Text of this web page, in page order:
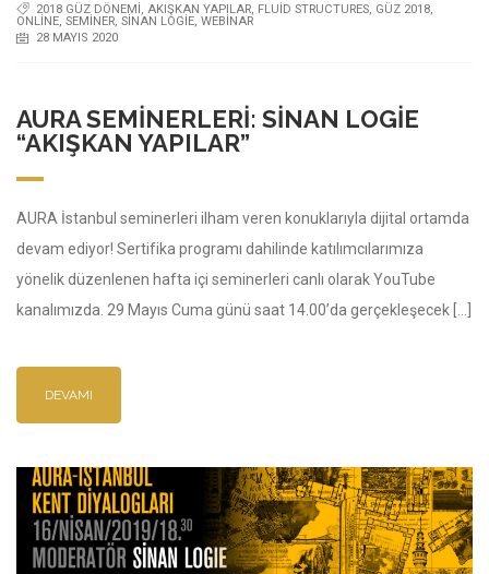
2018 GÜZ DÖNEMI, AKIŞKAN YAPILAR, FLUID STRUCTURES, GÜZ 2018,
ONLINE, SEMINER, SINAN LOGIE, WEBINAR
28 MAYIS 2020
AURA SEMINERLERI: SINAN LOGIE
“AKIŞKAN YAPILAR”
AURA İstanbul seminerleri ilham veren konuklarıyla dijital ortamda
devam ediyor! Sertifika programı dahilinde katılımcılarımıza
yönelik düzenlenen hafta içi seminerleri canlı olarak YouTube
kanalımızda. 29 Mayıs Cuma günü saat 14.00’da gerçekleşecek […]
DEVAMI